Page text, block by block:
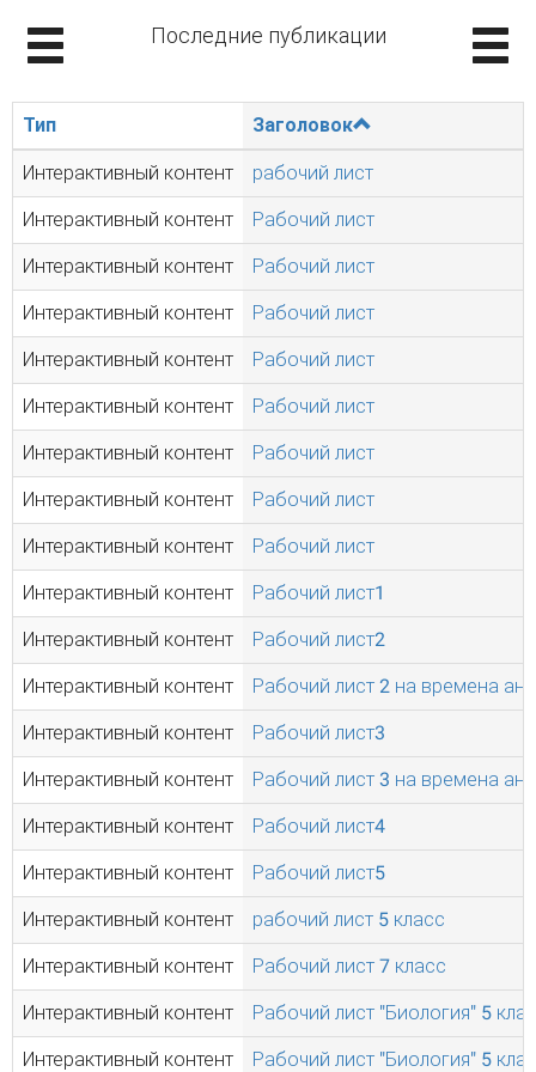
Последние публикации
Тип Заголовок
Интерактивный контент рабочий лист
Интерактивный контент Рабочий лист
Интерактивный контент Рабочий лист
Интерактивный контент Рабочий лист
Интерактивный контент Рабочий лист
Интерактивный контент Рабочий лист
Интерактивный контент Рабочий лист
Интерактивный контент Рабочий лист
Интерактивный контент Рабочий лист
Интерактивный контент Рабочий лист1
Интерактивный контент Рабочий лист2
Интерактивный контент Рабочий лист 2 на времена
Интерактивный контент Рабочий лист3
Интерактивный контент Рабочий лист 3 на времена
Интерактивный контент Рабочий лист4
Интерактивный контент Рабочий лист5
Интерактивный контент рабочий лист 5 класс
Интерактивный контент Рабочий лист 7 класс
Интерактивный контент Рабочий лист "Биология" 5
Интерактивный контент Рабочий лист "Биология" 5